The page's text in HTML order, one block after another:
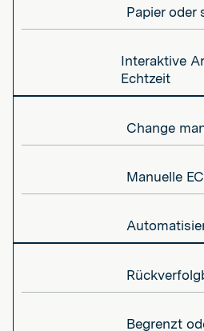
Papier oder
Interaktive
Echtzeit
Change
Manuelle
Begrenzt